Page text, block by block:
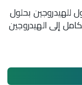
للهيدروجين بحلول
إلى الهيدروجين